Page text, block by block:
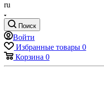
ru
Поиск
Войти
Избранные товары 0
Корзина 0